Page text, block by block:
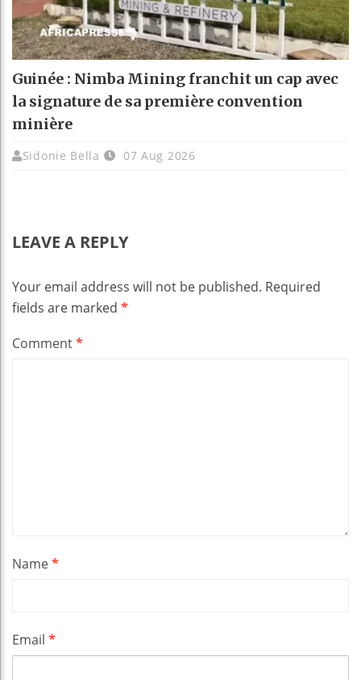
Guinée : Nimba Mining franchit un cap avec
la signature de sa première convention
minière
Sidonie Bella 07 Aug 2026
LEAVE A REPLY
Your email address will not be published. Required
fields are marked *
Comment*
Name*
Email *